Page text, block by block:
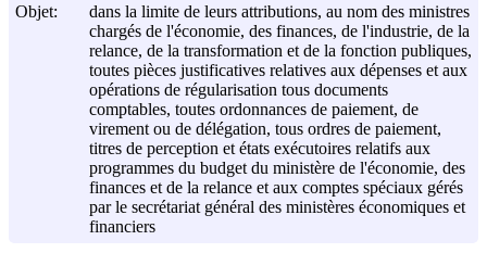
Objet:
dans la limite de leurs attributions, au nom des ministres
chargés de l'économie, des finances, de l'industrie, de la
relance, de la transformation et de la fonction publiques,
toutes pièces justificatives relatives aux dépenses et aux
opérations de régularisation tous documents
comptables, toutes ordonnances de paiement, de
virement ou de délégation, tous ordres de paiement,
titres de perception et états exécutoires relatifs aux
programmes du budget du ministère de l'économie, des
finances et de la relance et aux comptes spéciaux gérés
par le secrétariat général des ministères économiques et
financiers